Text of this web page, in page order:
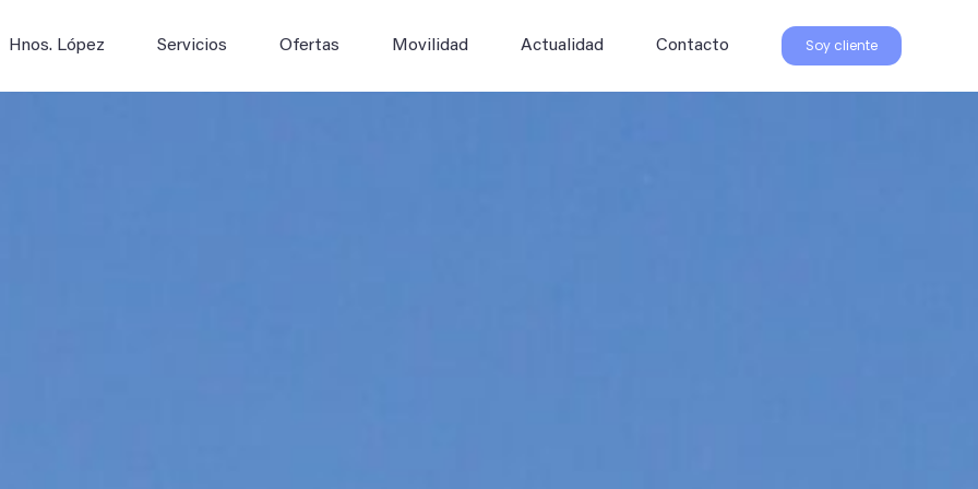
Hnos. López Servicios Ofertas Movilidad Actualidad Contacto Soy cliente